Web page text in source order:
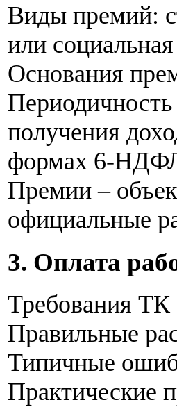
Виды премий:
или
Основания
получения
формах 6-
Премии –
официальные
3. Оплата
Требования
Правильные
Типичные
Практические